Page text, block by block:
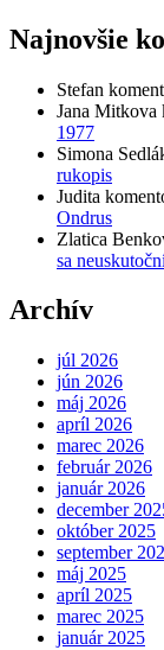
Najnovšie
Stefan
Jana Mitkova
1977
Simona
rukopis
Judita
Ondrus
Zlatica
sa
Archív
júl 2026
jún 2026
máj 2026
apríl 2026
marec 2026
február 2026
január 2026
december
október 2025
september
máj 2025
apríl 2025
marec 2025
január 2025